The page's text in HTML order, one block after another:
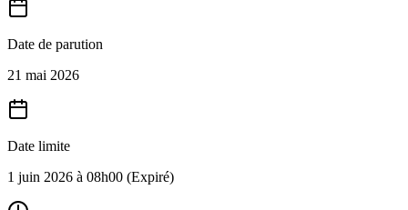
Date de parution
21 mai 2026
Date limite
1 juin 2026 à 08h00 (Expiré)